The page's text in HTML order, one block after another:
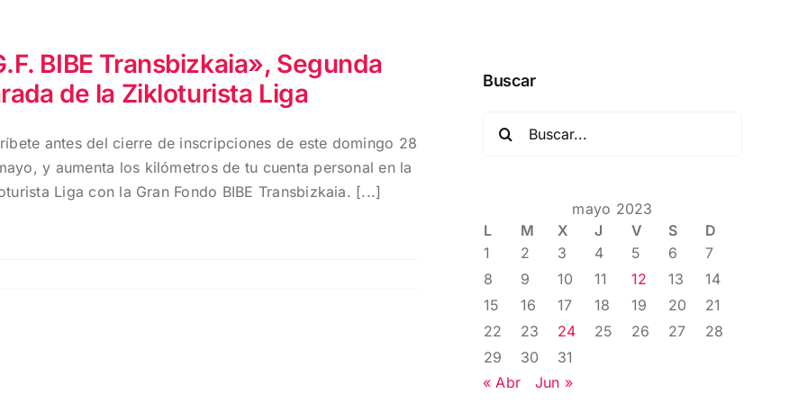
BIBE Transbizkaia», Segunda
de la Zikloturista Liga
antes del cierre de inscripciones de este domingo 28
y aumenta los kilómetros de tu cuenta personal en la
Liga con la Gran Fondo BIBE Transbizkaia. [...]
Buscar
mayo 2023
L
M X J V S
D
1
2 3 4 5 6
7
8
9 10 11 12 13
14
15
16 17 18 19 20
21
22
23 24 25 26 27
28
29
30
31
« Abr
Jun »